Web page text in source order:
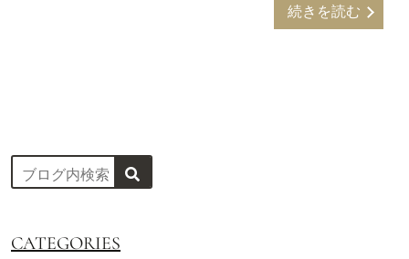
続きを読む
CATEGORIES